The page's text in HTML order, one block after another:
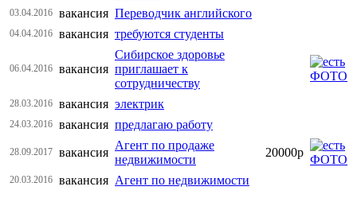
03.04.2016 вакансия Переводчик английского
04.04.2016 вакансия требуются студенты
06.04.2016 вакансия
Сибирское здоровье
приглашает к
сотрудничеству
28.03.2016 вакансия электрик
24.03.2016 вакансия предлагаю работу
28.09.2017 вакансия
Агент по продаже
недвижимости
20000р
20.03.2016 вакансия Агент по недвижимости